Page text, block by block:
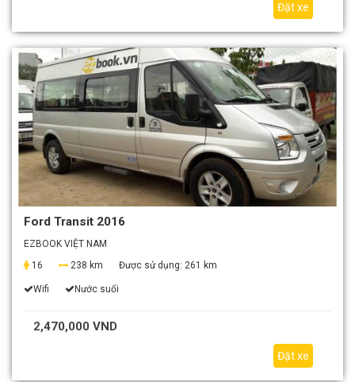
Đặt xe
Ford Transit 2016
EZBOOK VIỆT NAM
16
238 km Được sử dụng: 261 km
Wifi Nước suối
2,470,000 VND
Đặt xe